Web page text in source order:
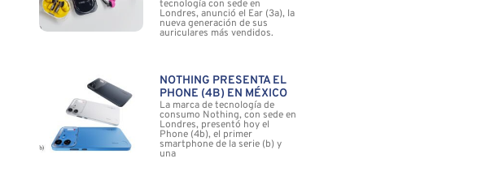
tecnología con sede en
Londres, anunció el Ear (3a), la
nueva generación de sus
auriculares más vendidos.
NOTHING PRESENTA EL
PHONE (4B) EN MÉXICO
La marca de tecnología de
consumo Nothing, con sede en
Londres, presentó hoy el
Phone (4b), el primer
smartphone de la serie (b) y
una